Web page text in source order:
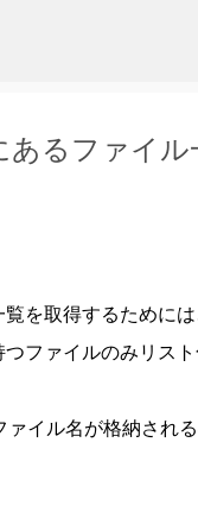
るファイル
を取得するためには
ファイルのみリス
イル名が格納され